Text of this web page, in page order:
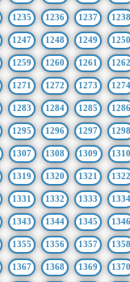
1235 1236 1237 1238
1247 1248 1249 1250
1259 1260 1261 1262
1271 1272 1273 1274
1283 1284 1285 1286
1295 1296 1297 1298
1307 1308 1309
1319 1320 1321 1322
1331 1332 1333 1334
1343 1344 1345 1346
1355 1356 1357 1358
1367 1368 1369 1370